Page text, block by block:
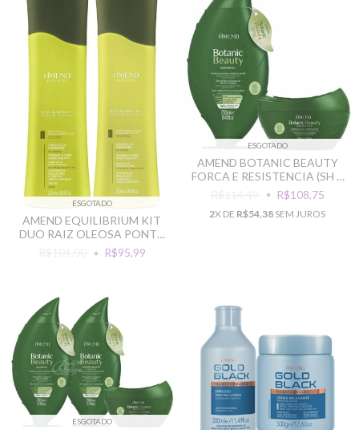
ESGOTADO
AMEND EQUILIBRIUM KIT
DUO RAIZ OLEOSA PONTA
SECA
R$101,00 R$95,99
ESGOTADO
AMEND BOTANIC BEAUTY
FORCA E RESISTENCIA (SH +
MASC)
R$114,49 R$108,75
2X DE R$54,38 SEM JUROS
ESGOTADO